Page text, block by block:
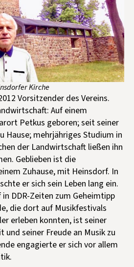
Kirche
Vorsitzender des Vereins.
Auf einem
Petkus geboren; seit seiner
Hause; mehrjähriges Studium in
der Landwirtschaft ließen ihn
Geblieben ist die
Zuhause, mit Heinsdorf. In
er sich sein Leben lang ein.
DDR-Zeiten zum Geheimtipp
die dort auf Musikfestivals
erleben konnten, ist seiner
und seiner Freude an Musik zu
engagierte er sich vor allem